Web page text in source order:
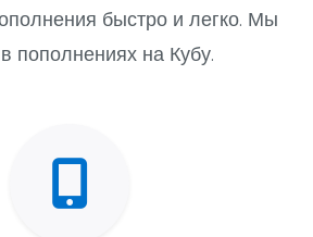
быстро и легко. Мы
пополнениях на Кубу.